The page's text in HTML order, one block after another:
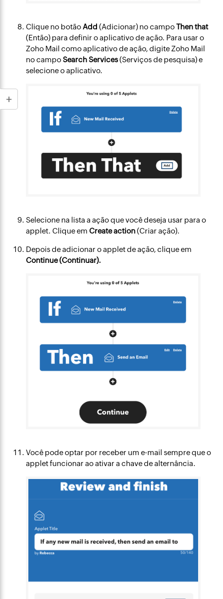
Clique no botãoAdd (Adicionar) no campoThen that
(Então) para definir o aplicativo de ação. Para usar o
Zoho Mail como aplicativo de ação, digite Zoho Mail
no campoSearch Services(Serviços de pesquisa) e
selecione o aplicativo.​
Selecione na lista a ação que você deseja usar para o
applet. Clique emCreate action(Criar ação).
Depois de adicionar o applet de ação, clique em
Continue (Continuar).
Você pode optar por receber um e-mail sempre que o
applet funcionar ao ativar a chave de alternância.